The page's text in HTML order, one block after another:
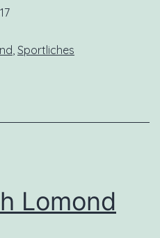
Sportliches
Lomond